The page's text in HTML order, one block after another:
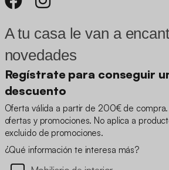
A tu casa le van a
novedades
Regístrate para conseguir
descuento
Oferta válida a partir de 200€ de
ofertas y promociones. No aplica a
excluido de promociones.
¿Qué información te interesa más?